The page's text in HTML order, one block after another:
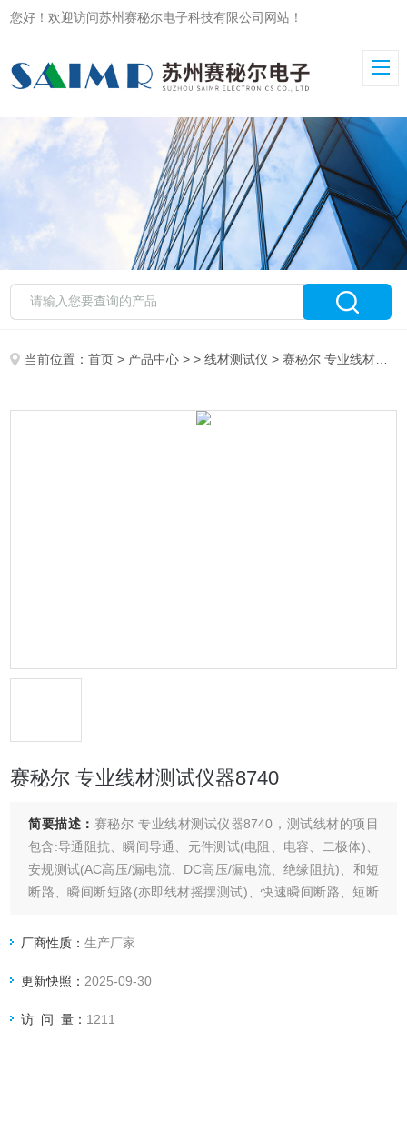
您好！欢迎访问苏州赛秘尔电子科技有限公司网站！
当前位置：首页 > 产品中心 > >线材测试仪 > 赛秘尔 专业线材测试仪器8740
赛秘尔 专业线材测试仪器8740
简要描述： 赛秘尔 专业线材测试仪器8740，测试线材的项目
包含:导通阻抗、瞬间导通、元件测试(电阻、电容、二极体)、
安规测试(AC高压/漏电流、DC高压/漏电流、绝缘阻抗)、和短
断路、瞬间断短路(亦即线材摇摆测试)、快速瞬间断路、短断
厂商性质：生产厂家
更新快照： 2025-09-30
访 问 量： 1211